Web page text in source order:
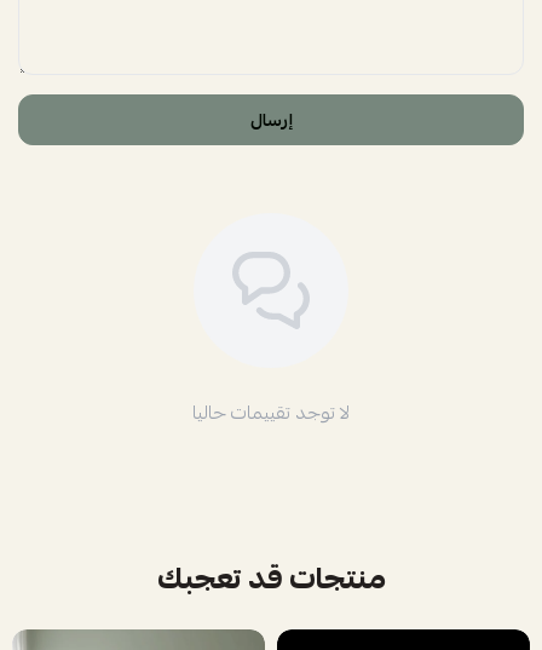
إرسال
لا توجد تقييمات حاليا
منتجات قد تعجبك